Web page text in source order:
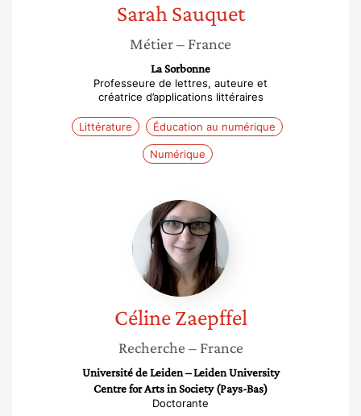
Sarah Sauquet
Métier– France
La Sorbonne
Professeure de lettres, auteure et
créatrice d’applications littéraires
Littérature Éducation au numérique
Numérique
Céline
Zaepffel
Céline Zaepffel
Recherche – France
Université de Leiden – Leiden University
Centre for Arts in Society (Pays-Bas)
Doctorante